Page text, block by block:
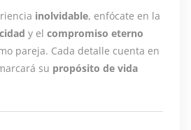
inolvidable, enfócate en la
y el compromiso eterno
pareja. Cada detalle cuenta en
su propósito de vida